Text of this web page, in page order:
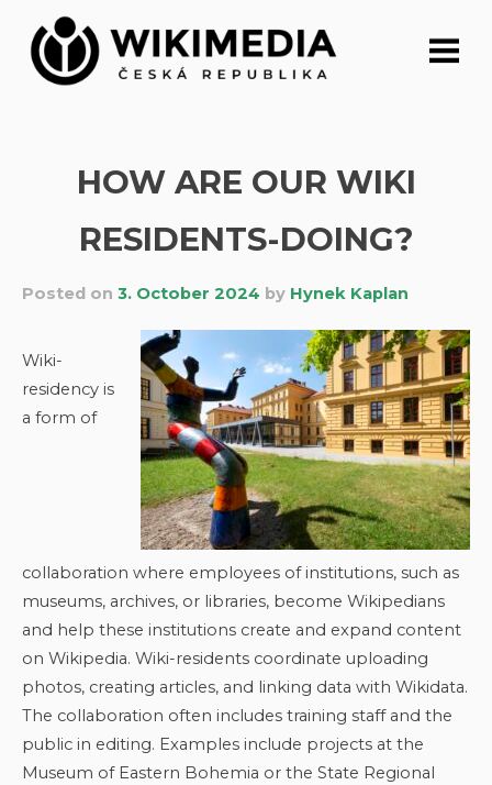
content
HOW ARE OUR WIKI
RESIDENTS-DOING?
Posted on 3. October 2024 by Hynek Kaplan
Wiki-
residency is
a form of
collaboration where employees of institutions, such as
museums, archives, or libraries, become Wikipedians
and help these institutions create and expand content
on Wikipedia. Wiki-residents coordinate uploading
photos, creating articles, and linking data with Wikidata.
The collaboration often includes training staff and the
public in editing. Examples include projects at the
Museum of Eastern Bohemia or the State Regional